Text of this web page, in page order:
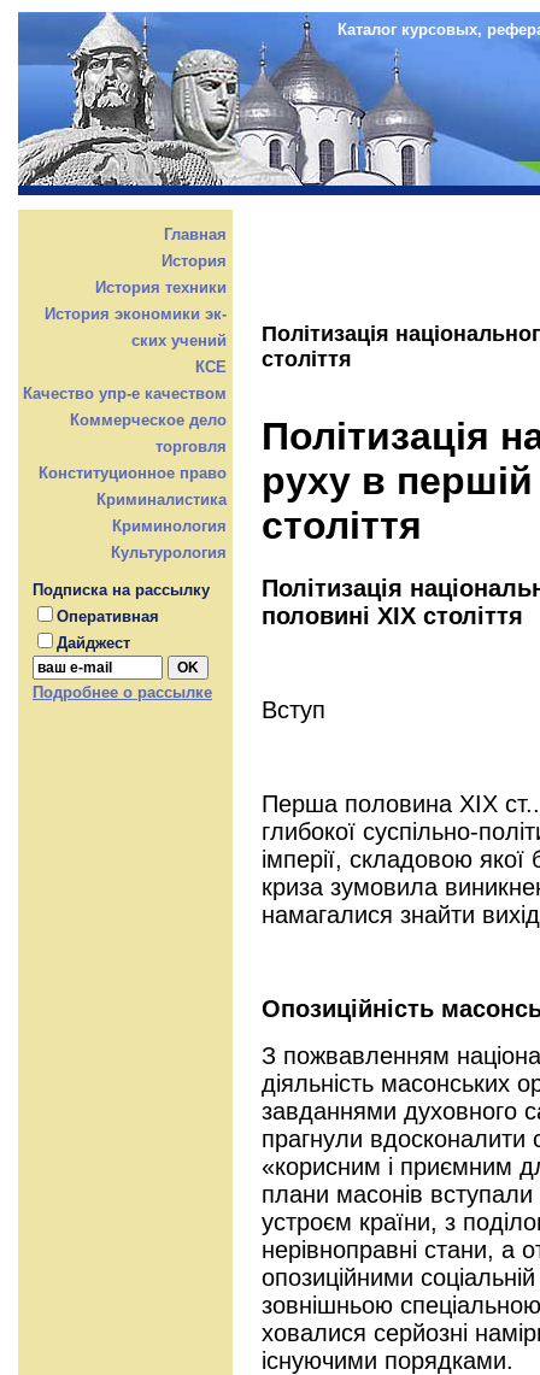
Каталог курсовых,
Главная
История
История техники
История экономики эк-
ских учений
КСЕ
Качество упр-е качеством
Коммерческое дело
торговля
Конституционное право
Криминалистика
Криминология
Культурология
Подписка на рассылку
Оперативная
Дайджест
Подробнее о рассылке
Політизація
століття
Політизація
руху в
століття
Політизація
половині ХІХ століття
Вступ
Перша половина XIX ст..
глибокої суспільно-
імперії, складовою якої
криза зумовила
намагалися знайти
Опозиційність
З пожвавленням
діяльність масонських
завданнями духовного
прагнули вдосконалити
«корисним і приємним
плани масонів вступали
устроєм країни, з
нерівноправні стани, а
опозиційними
зовнішньою
ховалися серйозні
існуючими порядками.